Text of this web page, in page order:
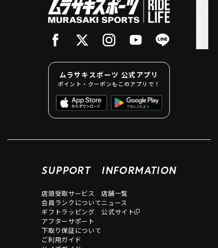
ムラサキスポーツ 公式アプリ
ポイント・クーポンもこのアプリで！
SUPPORT
店頭受取サービス
会員ランクについて
ギフトラッピング
アフターサポート
下取り保証について
ご利用ガイド
INFORMATION
店舗一覧
ニュース
公式サイト